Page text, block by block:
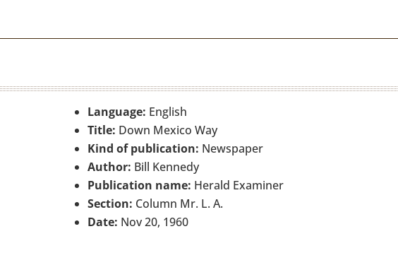
Language: English
Title: Down Mexico Way
Kind of publication: Newspaper
Author: Bill Kennedy
Publication name: Herald Examiner
Section: Column Mr. L. A.
Date: Nov 20, 1960